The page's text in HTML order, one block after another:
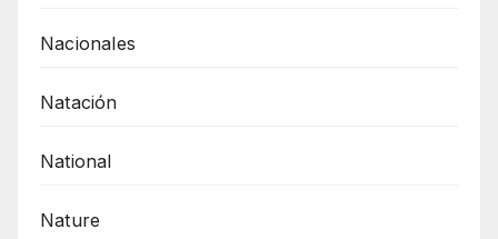
Nacionales
Natación
National
Nature